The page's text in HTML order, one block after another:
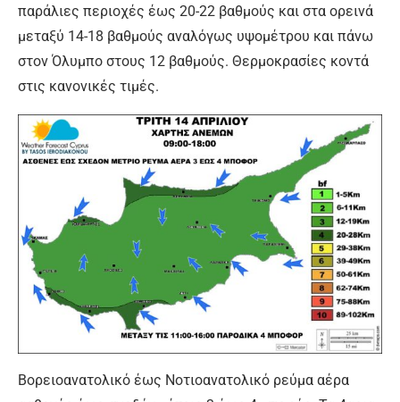
παράλιες περιοχές έως 20-22 βαθμούς και στα ορεινά
μεταξύ 14-18 βαθμούς αναλόγως υψομέτρου και πάνω
στον Όλυμπο στους 12 βαθμούς. Θερμοκρασίες κοντά
στις κανονικές τιμές.
Βορειοανατολικό έως Νοτιοανατολικό ρεύμα αέρα